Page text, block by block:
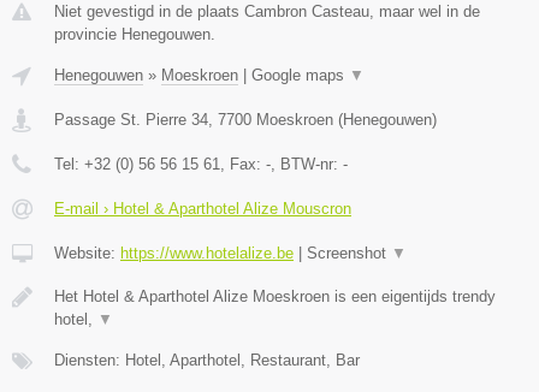
Niet gevestigd in de plaats Cambron Casteau, maar wel in de
provincie Henegouwen.
Henegouwen » Moeskroen | Google maps ▼
Passage St. Pierre 34 7700 Moeskroen (Henegouwen)
Tel: +32 (0) 56 56 15 61 , Fax: - , BTW-nr: -
E-mail › Hotel & Aparthotel Alize Mouscron
Website: https://www.hotelalize.be | Screenshot ▼
Het Hotel & Aparthotel Alize Moeskroen is een eigentijds trendy
hotel,
▼
Diensten: Hotel, Aparthotel, Restaurant, Bar